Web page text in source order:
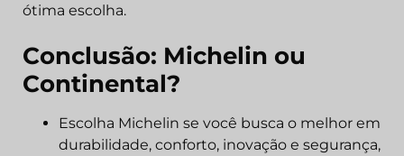
ótima escolha.
Conclusão: Michelin ou
Continental?
Escolha Michelin se você busca o melhor em
durabilidade, conforto, inovação e segurança,